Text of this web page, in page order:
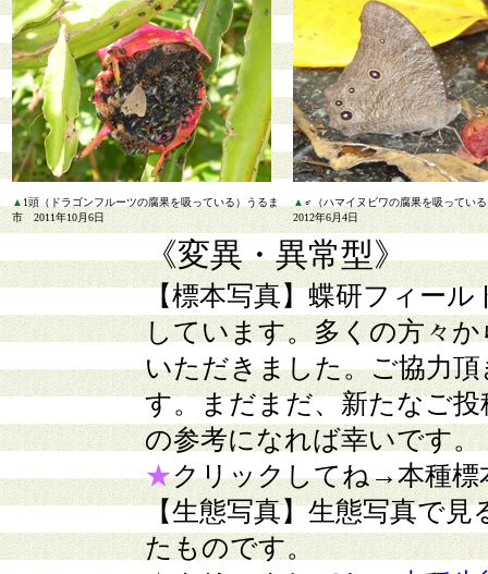
▲ 1頭（ドラゴンフルーツの腐果を吸っている）うるま
市 2011年10月6日
▲ ♂（ハマイヌビワの腐果を吸ってい
2012年6月4日
《変異・異常型》
【標本写真】蝶研フィール
しています。多くの方々
いただきました。ご協力
す。まだまだ、新たなご
の参考になれば幸いです。
★クリックしてね→本種標
【生態写真】生態写真で見
たものです。